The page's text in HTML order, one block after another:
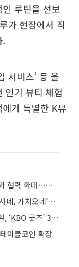
루틴을 선보
가 현장에서 직
.
서비스’ 등 올
인기 뷰티 체험
게 특별한 K뷰
CJ제일제당, 베트남 1위 유통사 ‘박화산’과 협력 확대⋯현지 가공식품 선도 목표
CJ대한통운, 소상공인 상생 캠페인 ‘함께사네, 가치오네’…총 4000만원 지원
‘야구장선 나도 패셔니스타’… CJ온스타일, ‘KBO 굿즈’ 3만5000개 돌파
이블코인 확장